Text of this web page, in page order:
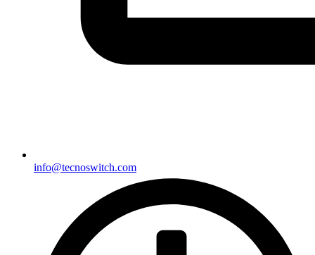
info@tecnoswitch.com